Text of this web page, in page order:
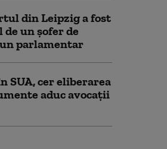
din Leipzig a fost
un şofer de
parlamentar
SUA, cer eliberarea
aduc avocații